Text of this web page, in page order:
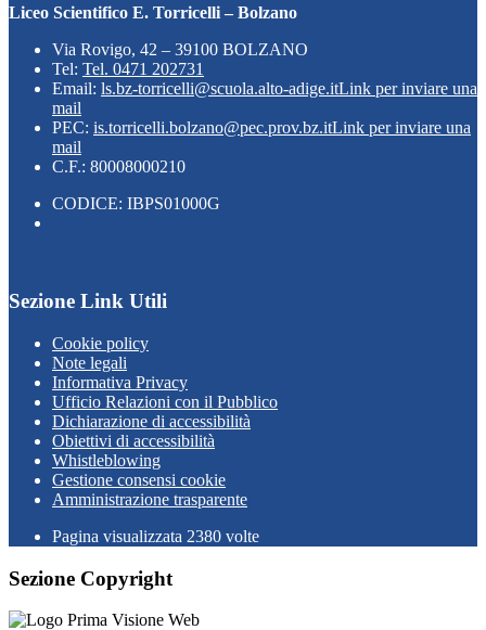
Liceo Scientifico E. Torricelli – Bolzano
Via Rovigo, 42 – 39100 BOLZANO
Tel: Tel. 0471 202731
Email: ls.bz-torricelli@scuola.alto-adige.itLink per inviare una
mail
PEC: is.torricelli.bolzano@pec.prov.bz.itLink per inviare una
mail
C.F.: 80008000210
CODICE: IBPS01000G
Sezione Link Utili
Cookie policy
Note legali
Informativa Privacy
Ufficio Relazioni con il Pubblico
Dichiarazione di accessibilità
Obiettivi di accessibilità
Whistleblowing
Gestione consensi cookie
Amministrazione trasparente
Pagina visualizzata 2380 volte
Sezione Copyright